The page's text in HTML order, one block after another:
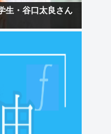
生・谷口太良さん